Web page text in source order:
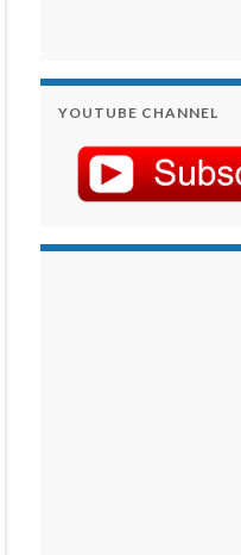
YOUTUBE CHANNEL